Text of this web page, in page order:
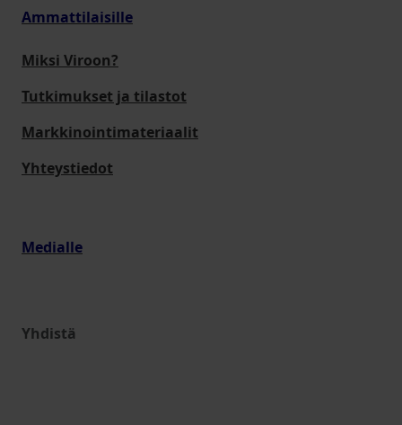
Ammattilaisille
Miksi Viroon?
Tutkimukset ja tilastot
Markkinointimateriaalit
Yhteystiedot
Medialle
Yhdistä